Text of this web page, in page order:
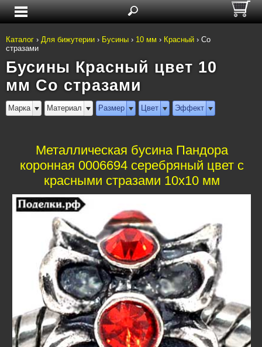
Каталог › Для бижутерии › Бусины › 10 мм › Красный › Со
стразами
Бусины Красный цвет 10
мм Со стразами
Марка Материал Размер Цвет Эффект
Металлическая бусина Пандора
коронная 0006694 серебряный цвет с
красными стразами 10x10 мм